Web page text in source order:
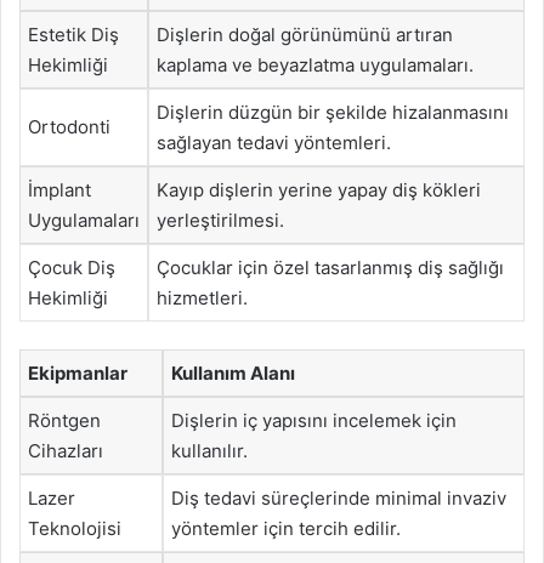
Estetik Diş
Hekimliği
Dişlerin doğal görünümünü artıran
kaplama ve beyazlatma uygulamaları.
Ortodonti
Dişlerin düzgün bir şekilde hizalanmasını
sağlayan tedavi yöntemleri.
İmplant
Uygulamaları
Kayıp dişlerin yerine yapay diş kökleri
yerleştirilmesi.
Çocuk Diş
Hekimliği
Çocuklar için özel tasarlanmış diş sağlığı
hizmetleri.
Ekipmanlar Kullanım Alanı
Röntgen
Cihazları
Dişlerin iç yapısını incelemek için
kullanılır.
Lazer
Teknolojisi
Diş tedavi süreçlerinde minimal invaziv
yöntemler için tercih edilir.